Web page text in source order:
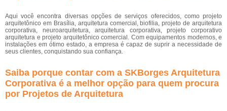
Aqui você encontra diversas opções de serviços oferecidos, como projeto
arquitetônico em Brasília, arquitetura comercial, biofilia, projeto de arquitetura
corporativa, neuroarquitetura, arquitetura corporativa, projeto corporativo
arquitetura e projeto arquitetônico comercial. Com equipamentos modernos, e
instalações em ótimo estado, a empresa é capaz de suprir a necessidade de
seus clientes, conquistando sua confiança.
Saiba porque contar com a SKBorges Arquitetura
Corporativa é a melhor opção para quem procura
por Projetos de Arquitetura